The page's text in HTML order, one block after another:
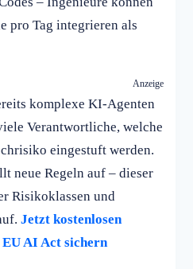
pro Tag integrieren als
Anzeige
komplexe KI-Agenten
Verantwortliche, welche
eingestuft werden.
neue Regeln auf – dieser
Risikoklassen und
Jetzt kostenlosen
AI Act sichern